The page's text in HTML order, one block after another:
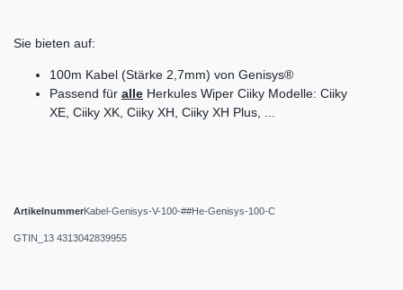
Sie bieten auf:
100m Kabel (Stärke 2,7mm) von Genisys®
Passend für alle Herkules Wiper Ciiky Modelle: Ciiky
XE, Ciiky XK, Ciiky XH, Ciiky XH Plus, ...
ArtikelnummerKabel-Genisys-V-100-##He-Genisys-100-C
GTIN_13 4313042839955